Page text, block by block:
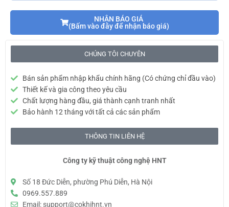
NHẬN BÁO GIÁ
(Bấm vào đây để nhận báo giá)
CHÚNG TÔI CHUYÊN
Bán sản phẩm nhập khẩu chính hãng (Có chứng chỉ đầu vào)
Thiết kế và gia công theo yêu cầu
Chất lượng hàng đầu, giá thành cạnh tranh nhất
Bảo hành 12 tháng với tất cả các sản phẩm
THÔNG TIN LIÊN HỆ
Công ty kỹ thuật công nghệ HNT
Số 18 Đức Diễn, phường Phú Diễn, Hà Nội
0969.557.889
Email: support@cokhihnt.vn